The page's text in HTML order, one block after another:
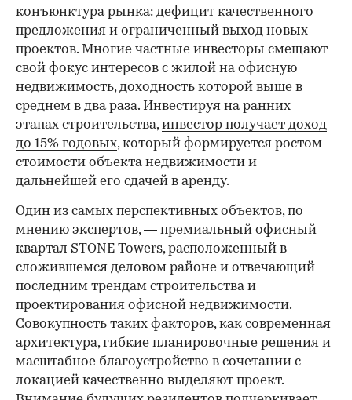
конъюнктура рынка: дефицит качественного
предложения и ограниченный выход новых
проектов. Многие частные инвесторы смещают
свой фокус интересов с жилой на офисную
недвижимость, доходность которой выше в
среднем в два раза. Инвестируя на ранних
этапах строительства,инвестор получает доход
до 15% годовых, который формируется ростом
стоимости объекта недвижимости и
дальнейшей его сдачей в аренду.
Один из самых перспективных объектов, по
мнению экспертов, — премиальный офисный
квартал STONE Towers, расположенный в
сложившемся деловом районе и отвечающий
последним трендам строительства и
проектирования офисной недвижимости.
Совокупность таких факторов, как современная
архитектура, гибкие планировочные решения и
масштабное благоустройство в сочетании с
локацией качественно выделяют проект.